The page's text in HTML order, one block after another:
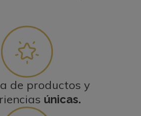
de productos y
únicas.